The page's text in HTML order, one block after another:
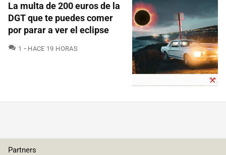
La multa de 200 euros de la
DGT que te puedes comer
por parar a ver el eclipse
1 COMENTARIOS
HACE 19 HORAS
Partners